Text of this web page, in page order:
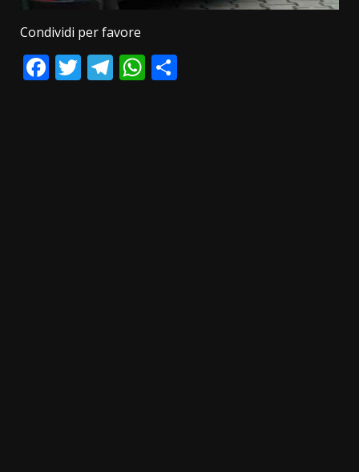
Condividi per favore
Facebook
Twitter
Telegram
WhatsApp